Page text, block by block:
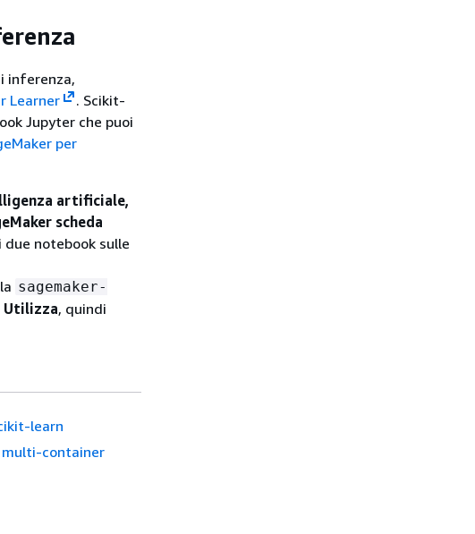
inferenza,
Learner
. Scikit-
Jupyter che puoi
per
artificiale,
scheda
notebook sulle
sagemaker-
Utilizza, quindi
learn
multi-container